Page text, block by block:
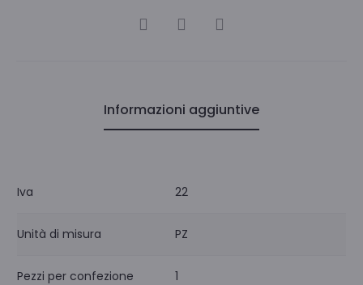
CONDIVIDI
Informazioni aggiuntive
Iva 22
Unità di misura PZ
Pezzi per confezione 1